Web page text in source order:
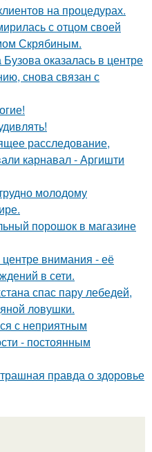
на процедурах.
с отцом своей
Скрябиным.
оказалась в центре
снова связан с
расследование,
карнавал - Аргишти
молодому
порошок в магазине
внимания - её
в сети.
спас пару лебедей,
ловушки.
с неприятным
- постоянным
правда о здоровье